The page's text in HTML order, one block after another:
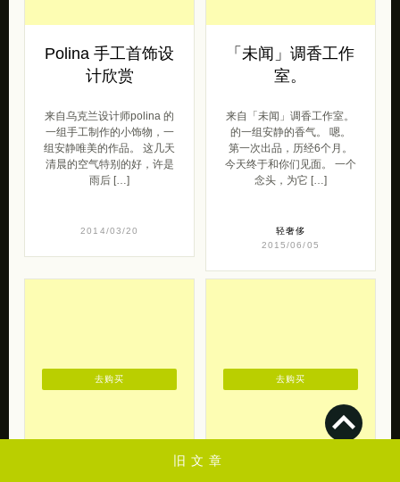
旧文章
Polina 手工首饰设
计欣赏
来自乌克兰设计师polina 的
一组手工制作的小饰物，一
组安静唯美的作品。 这几天
清晨的空气特别的好，许是
雨后 […]
2014/03/20
「未闻」调香工作
室。
来自「未闻」调香工作室。
的一组安静的香气。 嗯。
第一次出品，历经6个月。
今天终于和你们见面。 一个
念头，为它 […]
轻奢侈
2015/06/05
去购买 去购买